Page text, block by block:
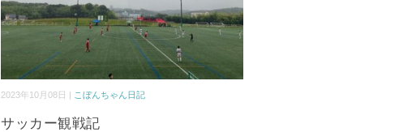
2023年10月08日 | こぼんちゃん日記
サッカー観戦記